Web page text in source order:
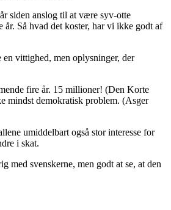
siden anslog til at være syv-otte
Så hvad det koster, har vi ikke godt af
vittighed, men oplysninger, der
fire år. 15 millioner! (Den Korte
mindst demokratisk problem. (Asger
umiddelbart også stor interesse for
i skat.
svenskerne, men godt at se, at den